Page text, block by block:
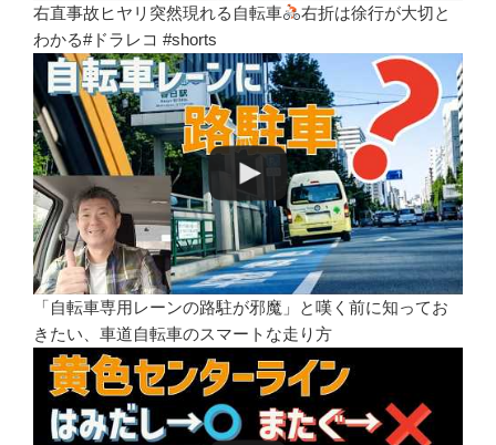
右直事故ヒヤリ突然現れる自転車
右折は徐行が大切と
わかる#ドラレコ #shorts
「自転車専用レーンの路駐が邪魔」と嘆く前に知ってお
きたい、車道自転車のスマートな走り方